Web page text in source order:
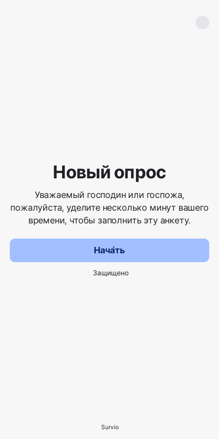
Новый опрос
Уважаемый господин или госпожа,
пожалуйста, уделите несколько минут вашего
времени, чтобы заполнить эту анкету.
Нача́ть
Защищено
Survio